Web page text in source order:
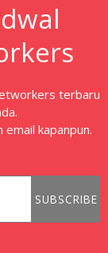
terbaru
kapanpun.
SUBSCRIBE